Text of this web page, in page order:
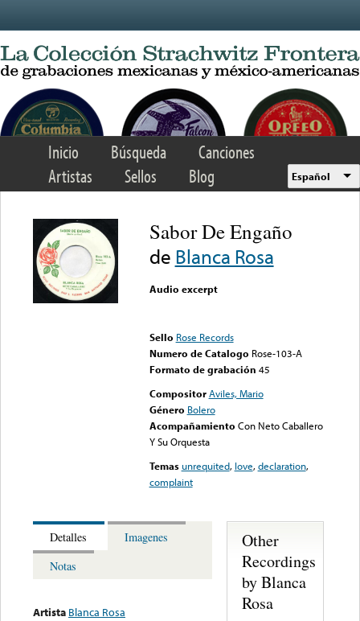
Inicio Búsqueda
Canciones
Artistas
Sellos Blog Español
Sabor De Engaño
de Blanca Rosa
Audio excerpt
Sello Rose Records
Numero de Catalogo Rose-103-A
Formato de grabación 45
Compositor Aviles, Mario
Género Bolero
Acompañamiento Con Neto Caballero
Y Su Orquesta
Temas unrequited, love,declaration,
complaint
Detalles
Imagenes
Notas
Artista Blanca Rosa
Other
Recordings
by Blanca
Rosa